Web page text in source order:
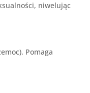
niwelując
Pomaga